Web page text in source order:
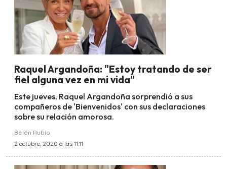
Raquel Argandoña: "Estoy tratando de ser
fiel alguna vez en mi vida"
Este jueves, Raquel Argandoña sorprendió a sus
compañeros de 'Bienvenidos' con sus declaraciones
sobre su relación amorosa.
Belén Rubio
2 octubre, 2020 a las 11:11